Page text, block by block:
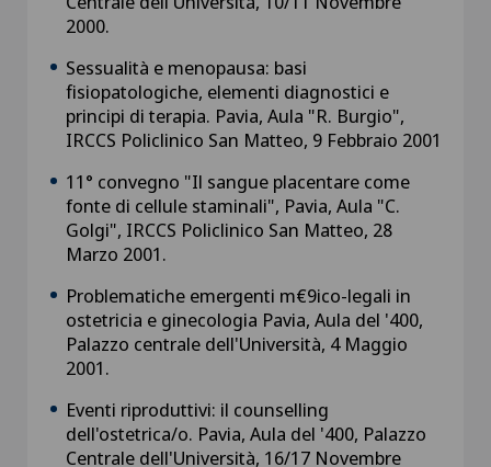
2000.
Sessualità e menopausa: basi
fisiopatologiche, elementi diagnostici e
principi di terapia. Pavia, Aula "R. Burgio",
IRCCS Policlinico San Matteo, 9 Febbraio 2001
11° convegno "Il sangue placentare come
fonte di cellule staminali", Pavia, Aula "C.
Golgi", IRCCS Policlinico San Matteo, 28
Marzo 2001.
Problematiche emergenti m€9ico-legali in
ostetricia e ginecologia Pavia, Aula del '400,
Palazzo centrale dell'Università, 4 Maggio
2001.
Eventi riproduttivi: il counselling
dell'ostetrica/o. Pavia, Aula del '400, Palazzo
Centrale dell'Università, 16/17 Novembre